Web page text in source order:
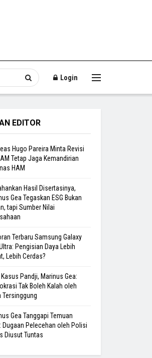
Login
EDITOR
Hugo Pareira Minta Revisi
Tetap Jaga Kemandirian
HAM
Hasil Disertasinya,
Gea Tegaskan ESG Bukan
tapi Sumber Nilai
Terbaru Samsung Galaxy
Pengisian Daya Lebih
Lebih Cerdas?
Pandji, Marinus Gea:
Tak Boleh Kalah oleh
Tersinggung
Gea Tanggapi Temuan
Dugaan Pelecehan oleh Polisi
Diusut Tuntas